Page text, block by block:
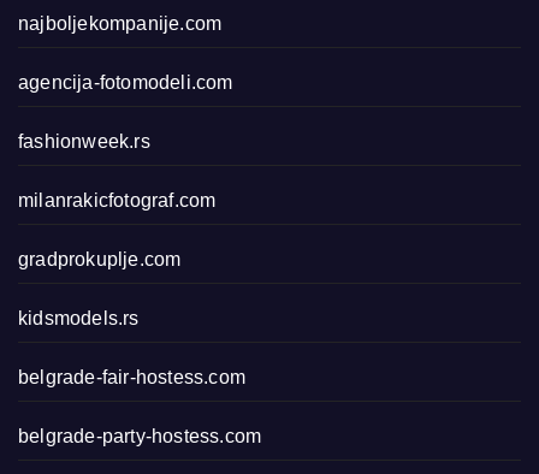
najboljekompanije.com
agencija-fotomodeli.com
fashionweek.rs
milanrakicfotograf.com
gradprokuplje.com
kidsmodels.rs
belgrade-fair-hostess.com
belgrade-party-hostess.com